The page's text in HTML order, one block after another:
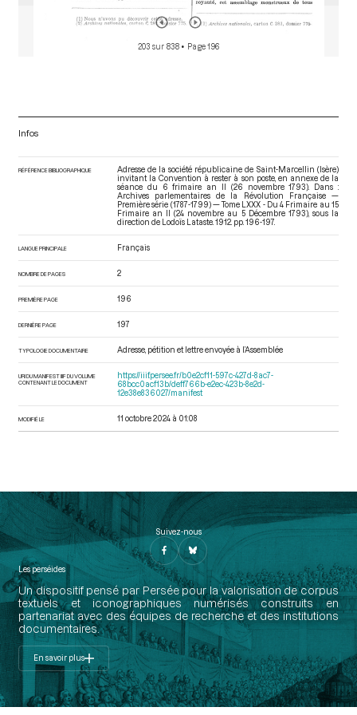
203 sur 838 • Page 196
Infos
RÉFÉRENCE BIBLIOGRAPHIQUE
Adresse de la société républicaine de Saint-Marcellin (Isère)
invitant la Convention à rester à son poste, en annexe de la
séance du 6 frimaire an II (26 novembre 1793). Dans :
Archives parlementaires de la Révolution Française —
Première série (1787-1799) — Tome LXXX - Du 4 Frimaire au 15
Frimaire an II (24 novembre au 5 Décembre 1793), sous la
direction de Lodoïs Lataste. 1912. pp. 196-197.
LANGUE PRINCIPALE Français
NOMBRE DE PAGES 2
PREMIÈRE PAGE 196
DERNIÈRE PAGE 197
TYPOLOGIE DOCUMENTAIRE Adresse, pétition et lettre envoyée à l’Assemblée
URI DU MANIFEST IIIF DU VOLUME
CONTENANT LE DOCUMENT
https://iiif.persee.fr/b0e2cf11-597c-427d-8ac7-
68bcc0acf13b/deff766b-e2ec-423b-8e2d-
12e38e836027/manifest
MODIFIÉ LE 11 octobre 2024 à 01:08
Suivez-nous
Les perséides
Un dispositif pensé par Persée pour la valorisation de corpus
textuels et iconographiques numérisés construits en
partenariat avec des équipes de recherche et des institutions
documentaires.
En savoir plus